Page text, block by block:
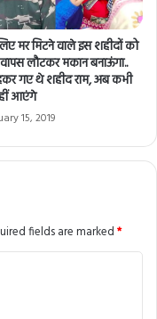
मर मिटने वाले इस शहीदों को
लौटकर मकान बनाऊंगा..
गए थे शहीद राम, अब कभी
आएंगे
15, 2019
fields are marked*